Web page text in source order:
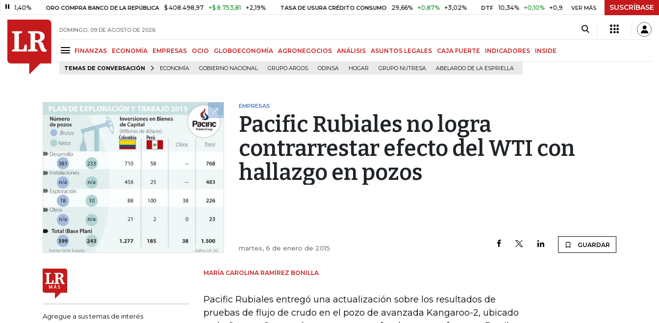
ORO COMPRA BANCO DE LA REPÚBLICA $ 408.498,97 +$ 8.753,81 +2,19% TASA DE USURA CRÉDITO CONSUMO 29,66% +0,87% +3,02% DTF 10,34% +0,10% +0,98% UVR $ 417,01 +$ 0,05 +0,01%
VER MÁS SUSCRÍBASE
DOMINGO, 09 DE AGOSTO DE 2026
FINANZAS ECONOMÍA EMPRESAS OCIO GLOBOECONOMÍA AGRONEGOCIOS ANÁLISIS ASUNTOS LEGALES CAJA FUERTE INDICADORES INSIDE
TEMAS DE CONVERSACIÓN ECONOMÍA GOBIERNO NACIONAL GRUPO ARGOS ODINSA HOGAR GRUPO NUTRESA ABELARDO DE LA ESPRIELLA
EMPRESAS
Pacific Rubiales no logra
contrarrestar efecto del WTI con
hallazgo en pozos
martes, 6 de enero de 2015 GUARDAR
Agregue a sus temas de interés
MARÍA CAROLINA RAMÍREZ BONILLA
Pacific Rubiales entregó una actualización sobre los resultados de
pruebas de flujo de crudo en el pozo de avanzada Kangaroo-2, ubicado